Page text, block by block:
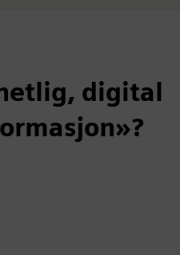
digital